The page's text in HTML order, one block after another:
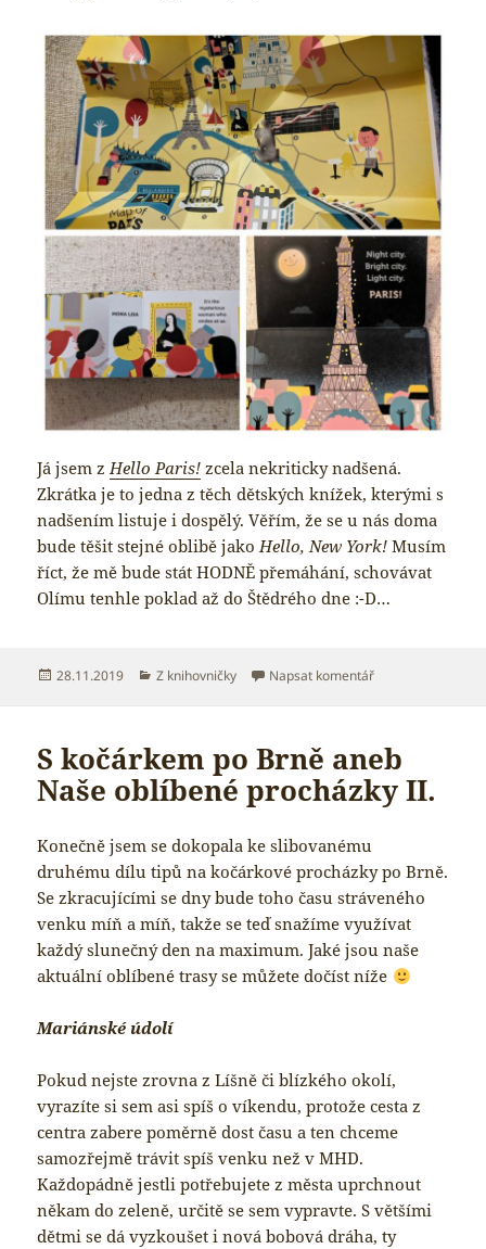
Já jsem z Hello Paris! zcela nekriticky nadšená.
Zkrátka je to jedna z těch dětských knížek, kterými s
nadšením listuje i dospělý. Věřím, že se u nás doma
bude těšit stejné oblibě jako Hello, New York!Musím
říct, že mě bude stát HODNĚ přemáhání, schovávat
Olímu tenhle poklad až do Štědrého dne :-D…
Publikováno:
28.11.2019 Rubriky:
Z knihovničky Napsat komentářpro text s názvem
S kočárkem po Brně aneb
Naše oblíbené procházky II.
Konečně jsem se dokopala ke slibovanému
druhému dílu tipů na kočárkové procházky po Brně.
Se zkracujícími se dny bude toho času stráveného
venku míň a míň, takže se teď snažíme využívat
každý slunečný den na maximum. Jaké jsou naše
aktuální oblíbené trasy se můžete dočíst níže
Mariánské údolí
Pokud nejste zrovna z Líšně či blízkého okolí,
vyrazíte si sem asi spíš o víkendu, protože cesta z
centra zabere poměrně dost času a ten chceme
samozřejmě trávit spíš venku než v MHD.
Každopádně jestli potřebujete z města uprchnout
někam do zeleně, určitě se sem vypravte. S většími
dětmi se dá vyzkoušet i nová bobová dráha, ty